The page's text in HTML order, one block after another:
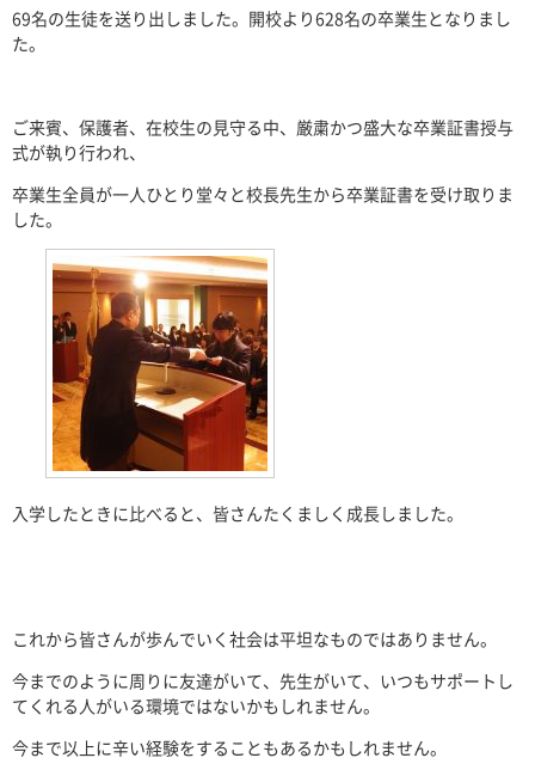
69名の生徒を送り出しました。開校より628名の卒業生となりまし
た。
ご来賓、保護者、在校生の見守る中、厳粛かつ盛大な卒業証書授与
式が執り行われ、
卒業生全員が一人ひとり堂々と校長先生から卒業証書を受け取りま
した。
入学したときに比べると、皆さんたくましく成長しました。
これから皆さんが歩んでいく社会は平坦なものではありません。
今までのように周りに友達がいて、先生がいて、いつもサポートし
てくれる人がいる環境ではないかもしれません。
今まで以上に辛い経験をすることもあるかもしれません。